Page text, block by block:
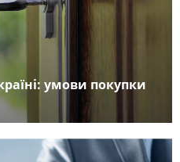
умови покупки